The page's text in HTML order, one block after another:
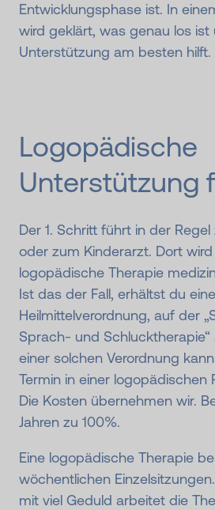
Entwicklungsphase ist. In
wird geklärt, was genau los ist
Unterstützung am besten hilft.
Logopädische
Unterstützung
Der 1. Schritt führt in der
oder zum Kinderarzt. Dort
logopädische Therapie
Ist das der Fall, erhältst du eine
Heilmittelverordnung, auf der
Sprach- und
einer solchen Verordnung
Termin in einer logopädischen
Die Kosten übernehmen wir.
Jahren zu 100%.
Eine logopädische Therapie
wöchentlichen
mit viel Geduld arbeitet die